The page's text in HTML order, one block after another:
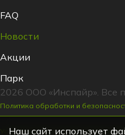
FAQ
Новости
Акции
Парк
2026 ООО «Инспайр». Все
Политика обработки и
Условия заключения договора
Наш сайт использует